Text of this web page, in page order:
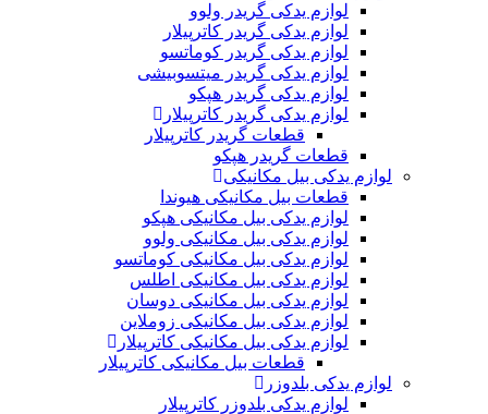
لوازم یدکی گریدر ولوو
لوازم یدکی گریدر کاترپیلار
لوازم یدکی گریدر کوماتسو
لوازم یدکی گریدر میتسوبیشی
لوازم یدکی گریدر هپکو
لوازم یدکی گریدر کاترپیلار
قطعات گریدر کاترپیلار
قطعات گریدر هپکو
لوازم یدکی بیل مکانیکی
قطعات بیل مکانیکی هیوندا
لوازم یدکی بیل مکانیکی هپکو
لوازم یدکی بیل مکانیکی ولوو
لوازم یدکی بیل مکانیکی کوماتسو
لوازم یدکی بیل مکانیکی اطلس
لوازم یدکی بیل مکانیکی دوسان
لوازم یدکی بیل مکانیکی زوملاین
لوازم یدکی بیل مکانیکی کاترپیلار
قطعات بیل مکانیکی کاترپیلار
لوازم یدکی بلدوزر
لوازم یدکی بلدوزر کاترپیلار